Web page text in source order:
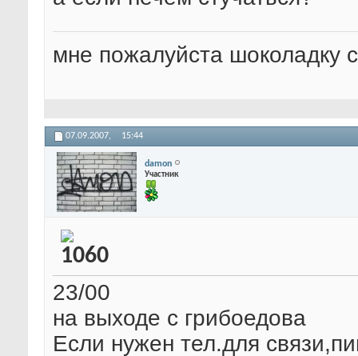
мне пожалуйста шоколадку
07.09.2007, 15:44
damon
Участник
23/00
на выходе с грибоедова
Если нужен тел.для